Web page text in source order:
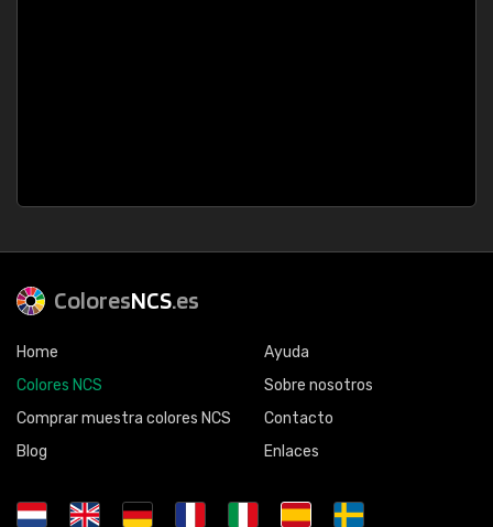
ColoresNCS.es
Home
Colores NCS
Comprar muestra colores NCS
Blog
Ayuda
Sobre nosotros
Contacto
Enlaces